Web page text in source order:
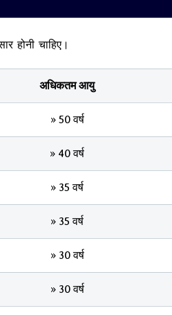
होनी चाहिए।
अधिकतम आयु
» 50 वर्ष
» 40 वर्ष
» 35 वर्ष
» 35 वर्ष
» 30 वर्ष
» 30 वर्ष